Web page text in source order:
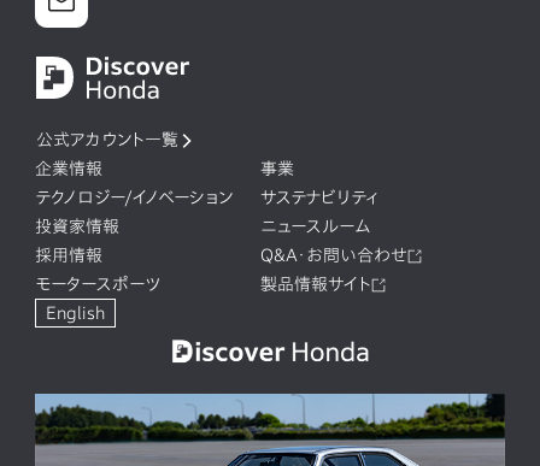
公式アカウント一覧
企業情報
事業
テクノロジー/イノベーション
サステナビリティ
投資家情報
ニュースルーム
採用情報
Q&A・お問い合わせ
モータースポーツ
製品情報サイト
English